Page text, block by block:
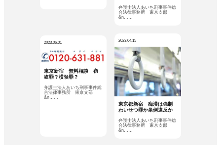
弁護士法人あいち刑事事件総
合法律事務所 東京支部
&n……
2023.06.01
東京新宿 無料相談 窃
盗罪？横領罪？
弁護士法人あいち刑事事件総
合法律事務所 東京支部
&n……
2023.04.15
東京都新宿 痴漢は強制
わいせつ罪か条例違反か
弁護士法人あいち刑事事件総
合法律事務所 東京支部
&n……